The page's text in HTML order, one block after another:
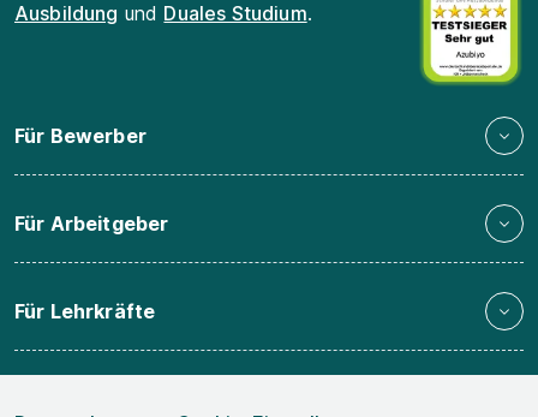
Ausbildung und Duales Studium.
Für Bewerber
Für Arbeitgeber
Für Lehrkräfte